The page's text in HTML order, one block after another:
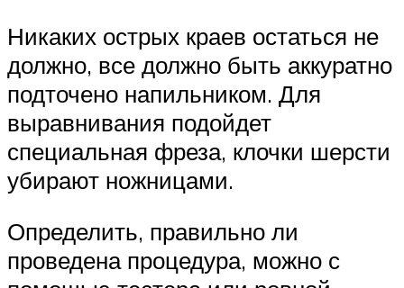
Никаких острых краев остаться не
должно, все должно быть аккуратно
подточено напильником. Для
выравнивания подойдет
специальная фреза, клочки шерсти
убирают ножницами.
Определить, правильно ли
проведена процедура, можно с